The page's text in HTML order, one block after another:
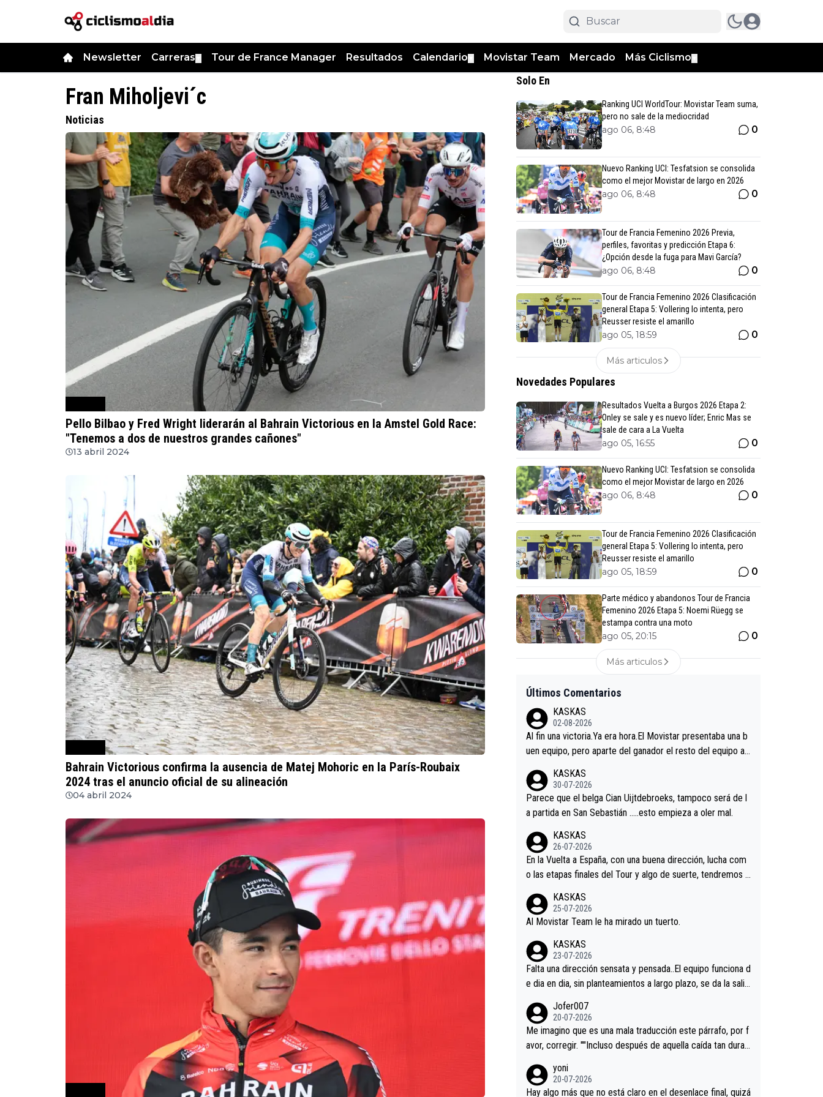
Newsletter Carreras Tour de France Manager Resultados Calendario Movistar Team Mercado Más Ciclismo
Fran Miholjevi´c
Noticias
Pello Bilbao y Fred Wright liderarán al Bahrain Victorious en la Amstel Gold Race:
"Tenemos a dos de nuestros grandes cañones"
13 abril 2024
Bahrain Victorious confirma la ausencia de Matej Mohoric en la París-Roubaix
2024 tras el anuncio oficial de su alineación
04 abril 2024
Solo En
Ranking UCI WorldTour: Movistar Team suma,
pero no sale de la mediocridad
ago 06, 8:48 0
Nuevo Ranking UCI: Tesfatsion se consolida
como el mejor Movistar de largo en 2026
ago 06, 8:48 0
Tour de Francia Femenino 2026 Previa,
perfiles, favoritas y predicción Etapa 6:
¿Opción desde la fuga para Mavi García?
ago 06, 8:48 0
Tour de Francia Femenino 2026 Clasificación
general Etapa 5: Vollering lo intenta, pero
Reusser resiste el amarillo
ago 05, 18:59 0
Más articulos
Novedades Populares
Resultados Vuelta a Burgos 2026 Etapa 2:
Onley se sale y es nuevo líder; Enric Mas se
sale de cara a La Vuelta
ago 05, 16:55 0
Nuevo Ranking UCI: Tesfatsion se consolida
como el mejor Movistar de largo en 2026
ago 06, 8:48 0
Tour de Francia Femenino 2026 Clasificación
general Etapa 5: Vollering lo intenta, pero
Reusser resiste el amarillo
ago 05, 18:59 0
Parte médico y abandonos Tour de Francia
Femenino 2026 Etapa 5: Noemi Rüegg se
estampa contra una moto
ago 05, 20:15 0
Más articulos
Últimos Comentarios
KASKAS
02-08-2026
Al fin una victoria.Ya era hora.El Movistar presentaba una b
uen equipo, pero aparte del ganador el resto del equipo a
s corredores.La única buena noticia es la mejoría de Enric
Más en San Sebastian.Si en la Vuelta a Burgos sigue la mej
oría, podríamos tener alguna sorpresa en la Vuelta.Ojalá.
KASKAS
30-07-2026
Parece que el belga Cian Uijtdebroeks, tampoco será de l
a partida en San Sebastián …..esto empieza a oler mal.
KASKAS
26-07-2026
En la Vuelta a España, con una buena dirección, lucha com
o las etapas finales del Tour y algo de suerte, tendremos u
KASKAS
25-07-2026
Al Movistar Team le ha mirado un tuerto.
KASKAS
23-07-2026
Falta una dirección sensata y pensada..El equipo funciona d
e dia en dia, sin planteamientos a largo plazo, se da la salid
Langarica, Minguez, Velez etc etc.Me da pena vivir estos
momentos tan tristes sin victorias.
Jofer007
20-07-2026
Me imagino que es una mala traducción este párrafo, por f
avor, corregir. ""Incluso después de aquella caída tan dura,
Vingegaard permaneció pegado a su rueda. Parecía increí
ble la forma en la que era capaz de controlar el miedo", re
yoni
20-07-2026
Hay algo más que no está claro en el desenlace final, quizá